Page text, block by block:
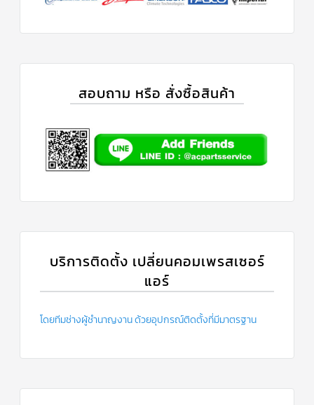
สอบถาม หรือ สั่งซื้อสินค้า
บริการติดตั้ง เปลี่ยนคอมเพรสเซอร์
แอร์
โดยทีมช่างผู้ชำนาญงาน ด้วยอุปกรณ์ติดตั้งที่มีมาตรฐาน